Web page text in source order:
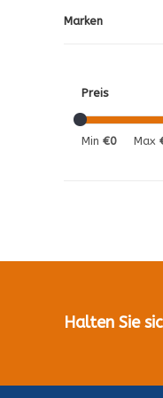
Marken
Preis
Min €0 Max
Halten Sie